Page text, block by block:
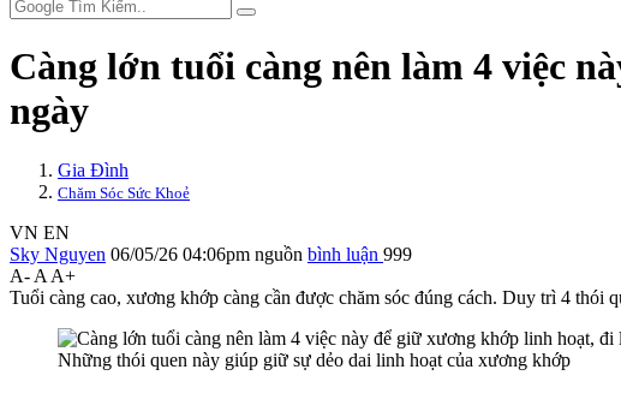
Càng lớn tuổi càng nên làm 4 việc
ngày
Gia Đình
Chăm Sóc Sức Khoẻ
VN EN
Sky Nguyen 06/05/26 04:06pm nguồn bình luận 999
A- A A+
Tuổi càng cao, xương khớp càng cần được chăm sóc đúng cách. Duy trì 4
Những thói quen này giúp giữ sự dẻo dai linh hoạt của xương khớp